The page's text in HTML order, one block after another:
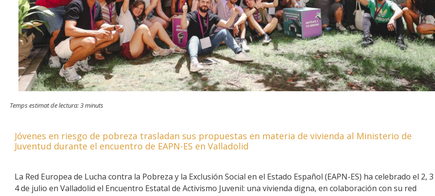
Temps estimat de lectura:3minuts
Jóvenes en riesgo de pobreza trasladan sus propuestas en materia de vivienda al Ministerio de
Juventud durante el encuentro de EAPN-ES en Valladolid
La Red Europea de Lucha contra la Pobreza y la Exclusión Social en el Estado Español (EAPN-ES) ha celebrado el 2,
4 de julio en Valladolid el Encuentro Estatal de Activismo Juvenil: una vivienda digna, en colaboración con su red